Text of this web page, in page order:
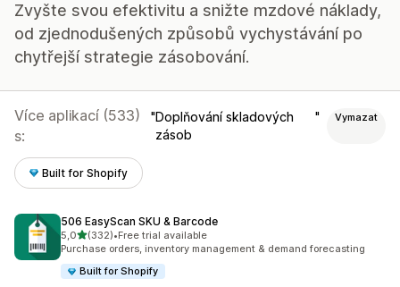
Zvyšte svou efektivitu a snižte mzdové náklady,
od zjednodušených způsobů vychystávání po
chytřejší strategie zásobování.
Více aplikací (533)
s:
Doplňování skladových
zásob
Vymazat
Built for Shopify
506 EasyScan SKU & Barcode
5,0z 5 hvězd
(332)
Celkový počet recenzí: 332
•Free trial available
Purchase orders, inventory management & demand forecasting
Built for Shopify